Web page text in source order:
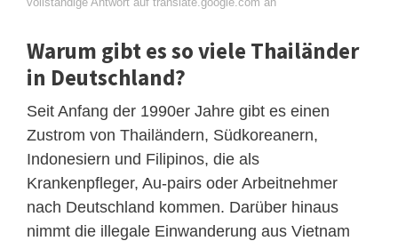
Warum gibt es so viele Thailänder
in Deutschland?
Seit Anfang der 1990er Jahre gibt es einen
Zustrom von Thailändern, Südkoreanern,
Indonesiern und Filipinos, die als
Krankenpfleger, Au-pairs oder Arbeitnehmer
nach Deutschland kommen. Darüber hinaus
nimmt die illegale Einwanderung aus Vietnam